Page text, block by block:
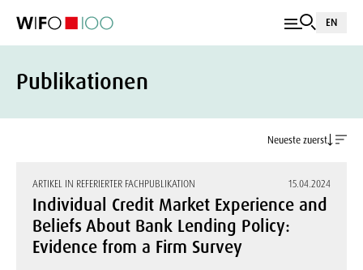
EN
Publikationen
Neueste zuerst
ARTIKEL IN REFERIERTER FACHPUBLIKATION 15.04.2024
Individual Credit Market Experience and
Beliefs About Bank Lending Policy:
Evidence from a Firm Survey